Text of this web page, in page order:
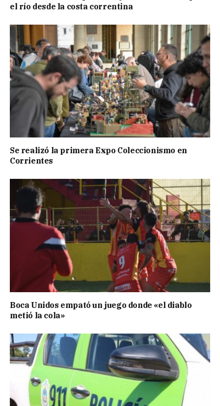
el río desde la costa correntina
Se realizó la primera Expo Coleccionismo en
Corrientes
Boca Unidos empató un juego donde «el diablo
metió la cola»